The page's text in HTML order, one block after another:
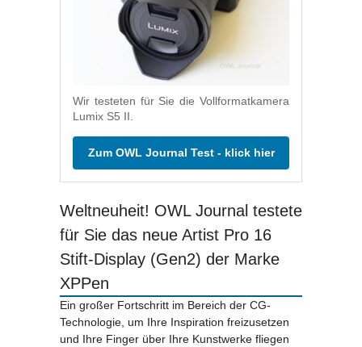
Wir testeten für Sie die Vollformatkamera
Lumix S5 II.
Zum OWL Journal Test - klick hier
Weltneuheit! OWL Journal testete
für Sie das neue Artist Pro 16
Stift-Display (Gen2) der Marke
XPPen
Ein großer Fortschritt im Bereich der CG-
Technologie, um Ihre Inspiration freizusetzen
und Ihre Finger über Ihre Kunstwerke fliegen